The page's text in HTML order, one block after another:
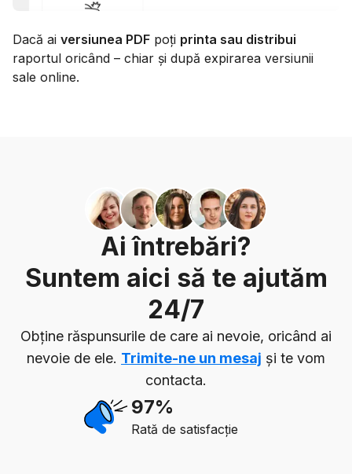
Dacă ai versiunea PDF poți printa sau distribui
raportul oricând – chiar și după expirarea versiunii
sale online.
Ai întrebări?
Suntem aici să te ajutăm
24/7
Obține răspunsurile de care ai nevoie, oricând ai
nevoie de ele. Trimite-ne un mesaj și te vom
contacta.
97%
Rată de satisfacție